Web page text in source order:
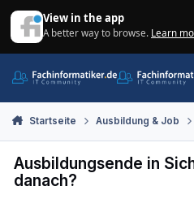
View in the app
A better way to browse. Learn
Startseite Ausbildung & Job
Ausbildungsende in
danach?